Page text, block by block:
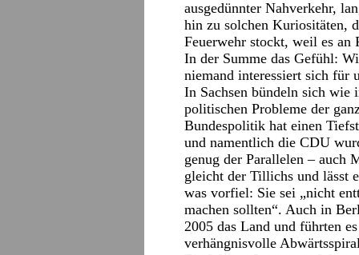
ausgedünnter Nahverkehr,
hin zu solchen Kuriositäten,
Feuerwehr stockt, weil es an
In der Summe das Gefühl:
niemand interessiert sich für
In Sachsen bündeln sich wie
politischen Probleme der
Bundespolitik hat einen
und namentlich die CDU
genug der Parallelen – auch
gleicht der Tillichs und lässt
was vorfiel: Sie sei „nicht
machen sollten“. Auch in
2005 das Land und führten
verhängnisvolle